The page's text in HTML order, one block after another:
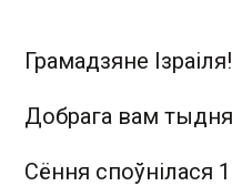
Грамадзяне Ізраіля!
Добрага вам
Сёння споўнілася